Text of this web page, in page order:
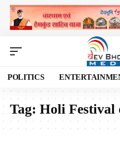
POLITICS
Tag: Holi Festival